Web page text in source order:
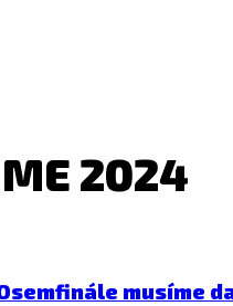
ME 2024
musíme